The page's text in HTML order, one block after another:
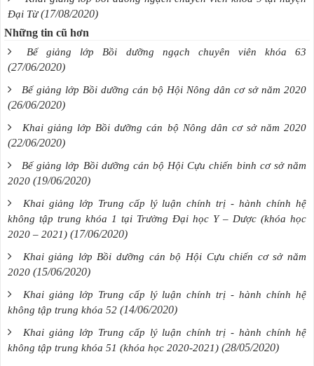
Đại Từ (17/08/2020)
Những tin cũ hơn
Bế giảng lớp Bồi dưỡng ngạch chuyên viên khóa 63
(27/06/2020)
Bế giảng lớp Bồi dưỡng cán bộ Hội Nông dân cơ sở năm 2020
(26/06/2020)
Khai giảng lớp Bồi dưỡng cán bộ Nông dân cơ sở năm 2020
(22/06/2020)
Bế giảng lớp Bồi dưỡng cán bộ Hội Cựu chiến binh cơ sở năm
2020 (19/06/2020)
Khai giảng lớp Trung cấp lý luận chính trị - hành chính hệ
không tập trung khóa 1 tại Trường Đại học Y – Dược (khóa học
2020 – 2021) (17/06/2020)
Khai giảng lớp Bồi dưỡng cán bộ Hội Cựu chiến cơ sở năm
2020 (15/06/2020)
Khai giảng lớp Trung cấp lý luận chính trị - hành chính hệ
không tập trung khóa 52 (14/06/2020)
Khai giảng lớp Trung cấp lý luận chính trị - hành chính hệ
không tập trung khóa 51 (khóa học 2020-2021) (28/05/2020)